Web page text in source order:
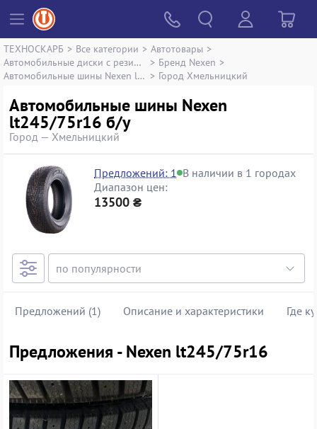
ТЕХНОСКАРБ > Все категории > Автотовары >
Автомобильные диски с резиной
> Бренд Nexen >
Автомобильные шины Nexen lt245/75r16 > Город Хмельницкий
Автомобильные шины Nexen
lt245/75r16 б/у
Город — Хмельницкий
Предложений: 1 В наличии в 1 городах
Диапазон цен:
13500 ₴
Предложений (1) Описание и характеристики Где
Предложения - Nexen lt245/75r16